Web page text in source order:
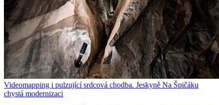
Videomapping i pulzující srdcová chodba. Jeskyně Na Špičáku
chystá modernizaci